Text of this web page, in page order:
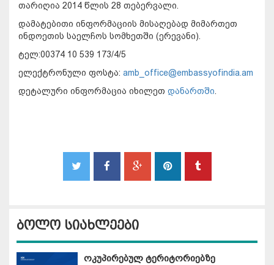
თარიღია 2014 წლის 28 თებერვალი.
დამატებითი ინფორმაციის მისაღებად მიმართეთ
ინდოეთის საელჩოს სომხეთში (ერევანი).
ტელ:00374 10 539 173/4/5
ელექტრონული ფოსტა: amb_office@embassyofindia.am
დეტალური ინფორმაცია იხილეთ დანართში.
ბოლო სიახლეები
ოკუპირებულ ტერიტორიებზე